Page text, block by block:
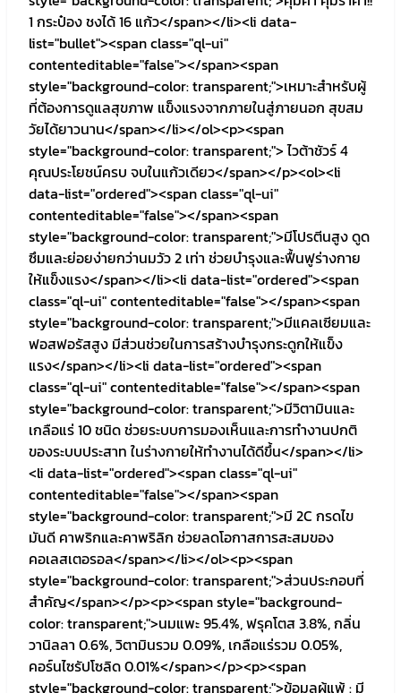
1 กระป๋อง ชงได้ 16 แก้ว</span></li><li data-
list="bullet"><span class="ql-ui"
contenteditable="false"></span><span
style="background-color: transparent;">เหมาะสำหรับผู้
ที่ต้องการดูแลสุขภาพ แข็งแรงจากภายในสู่ภายนอก สุขสม
วัยได้ยาวนาน</span></li></ol><p><span
style="background-color: transparent;"> ไวต้าชัวร์ 4
คุณประโยชน์ครบ จบในแก้วเดียว</span></p><ol><li
data-list="ordered"><span class="ql-ui"
contenteditable="false"></span><span
style="background-color: transparent;">มีโปรตีนสูง ดูด
ซึมและย่อยง่ายกว่านมวัว 2 เท่า ช่วยบำรุงและฟื้นฟูร่างกาย
ให้แข็งแรง</span></li><li data-list="ordered"><span
class="ql-ui" contenteditable="false"></span><span
style="background-color: transparent;">มีแคลเซียมและ
ฟอสฟอรัสสูง มีส่วนช่วยในการสร้างบำรุงกระดูกให้แข็ง
แรง</span></li><li data-list="ordered"><span
class="ql-ui" contenteditable="false"></span><span
style="background-color: transparent;">มีวิตามินและ
เกลือแร่ 10 ชนิด ช่วยระบบการมองเห็นและการทำงานปกติ
ของระบบประสาท ในร่างกายให้ทำงานได้ดีขึ้น</span></li>
<li data-list="ordered"><span class="ql-ui"
contenteditable="false"></span><span
style="background-color: transparent;">มี 2C กรดไข
มันดี คาพริกและคาพริลิก ช่วยลดโอกาสการสะสมของ
คอเลสเตอรอล</span></li></ol><p><span
style="background-color: transparent;">ส่วนประกอบที่
สำคัญ</span></p><p><span style="background-
color: transparent;">นมแพะ 95.4%, ฟรุคโตส 3.8%, กลิ่น
วานิลลา 0.6%, วิตามินรวม 0.09%, เกลือแร่รวม 0.05%,
คอร์นไซรัปโซลิด 0.01%</span></p><p><span
style="background-color: transparent;">ข้อมูลผู้แพ้ : มี